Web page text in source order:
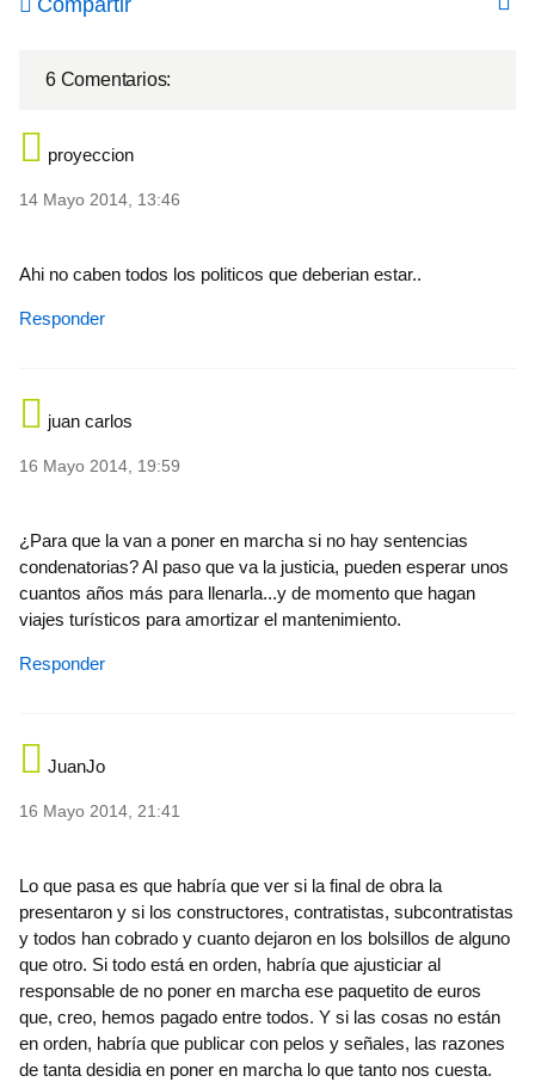
Compartir
6 Comentarios:
proyeccion
14 Mayo 2014, 13:46
Ahi no caben todos los politicos que deberian estar..
Responder
juan carlos
16 Mayo 2014, 19:59
¿Para que la van a poner en marcha si no hay sentencias
condenatorias? Al paso que va la justicia, pueden esperar unos
cuantos años más para llenarla...y de momento que hagan
viajes turísticos para amortizar el mantenimiento.
Responder
JuanJo
16 Mayo 2014, 21:41
Lo que pasa es que habría que ver si la final de obra la
presentaron y si los constructores, contratistas, subcontratistas
y todos han cobrado y cuanto dejaron en los bolsillos de alguno
que otro. Si todo está en orden, habría que ajusticiar al
responsable de no poner en marcha ese paquetito de euros
que, creo, hemos pagado entre todos. Y si las cosas no están
en orden, habría que publicar con pelos y señales, las razones
de tanta desidia en poner en marcha lo que tanto nos cuesta.